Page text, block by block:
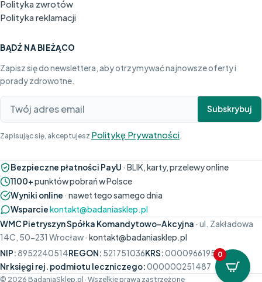
Polityka zwrotów
Polityka reklamacji
BĄDŹ NA BIEŻĄCO
Zapisz się do newslettera, aby otrzymywać najnowsze oferty i
porady zdrowotne.
Subskrybuj
Zapisując się, akceptujesz Politykę Prywatności.
Bezpieczne płatności PayU · BLIK, karty, przelewy online
1100+punktów pobrań w Polsce
Wyniki online · nawet tego samego dnia
Wsparciekontakt@badaniasklep.pl
WMC Pietryszyn Spółka Komandytowo-Akcyjna · ul. Zakładowa
14C, 50-231 Wrocław · kontakt@badaniasklep.pl
NIP:8952240514REGON: 521751036KRS:0000966195
Nr księgi rej. podmiotu leczniczego:000000251487
© 2026 BadaniaSklep.pl · Wszelkie prawa zastrzeżone
0